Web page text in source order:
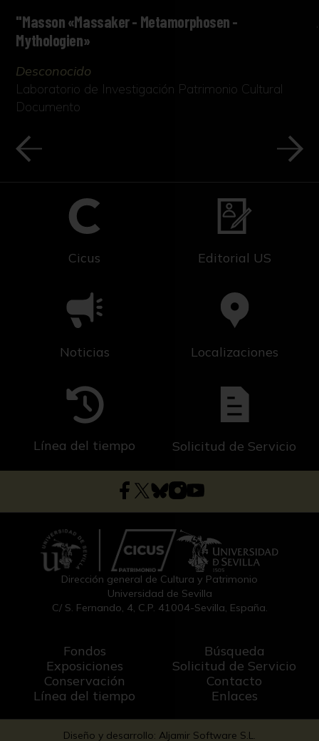
"Masson «Massaker - Metamorphosen -
Mythologien»
Desconocido
Laboratorio de Investigación Patrimonio Cultural
Documento
Cicus Editorial US
Noticias Localizaciones
Línea del tiempo Solicitud de Servicio
Dirección general de Cultura y Patrimonio
Universidad de Sevilla
C/ S. Fernando, 4, C.P. 41004-Sevilla, España.
Fondos
Exposiciones
Conservación
Línea del tiempo
Búsqueda
Solicitud de Servicio
Contacto
Enlaces
Diseño y desarrollo: Aljamir Software S.L.